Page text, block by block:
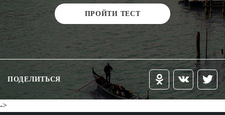
ПРОЙТИ ТЕСТ
ПОДЕЛИТЬСЯ
->